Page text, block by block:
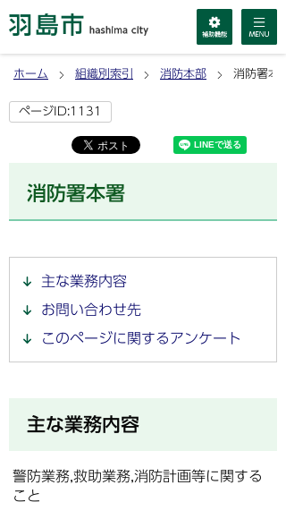
ホーム 組織別索引 消防本部 消防署本署
ページID:1131
消防署本署
主な業務内容
お問い合わせ先
このページに関するアンケート
主な業務内容
警防業務,救助業務,消防計画等に関する
こと